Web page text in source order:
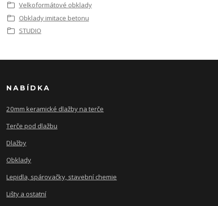
Velkoformátové obklady
Obklady imitace betonu
STUDIO
NABÍDKA
20mm keramické dlažby na terče
Terče pod dlažbu
Dlažby
Obklady
Lepidla, spárovačky, stavební chemie
Lišty a ostatní